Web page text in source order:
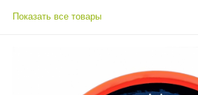
Показать все товары